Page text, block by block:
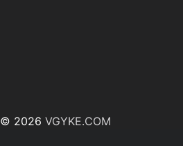
© 2026 VGYKE.COM